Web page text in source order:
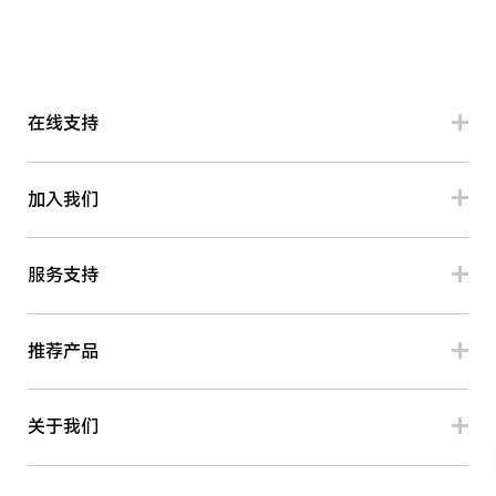
在线支持
加入我们
服务支持
推荐产品
关于我们